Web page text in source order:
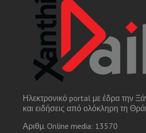
Ηλεκτρονικό portal με έδρα την
και ειδήσεις από ολόκληρη τη
Αριθμ. Online media: 13570